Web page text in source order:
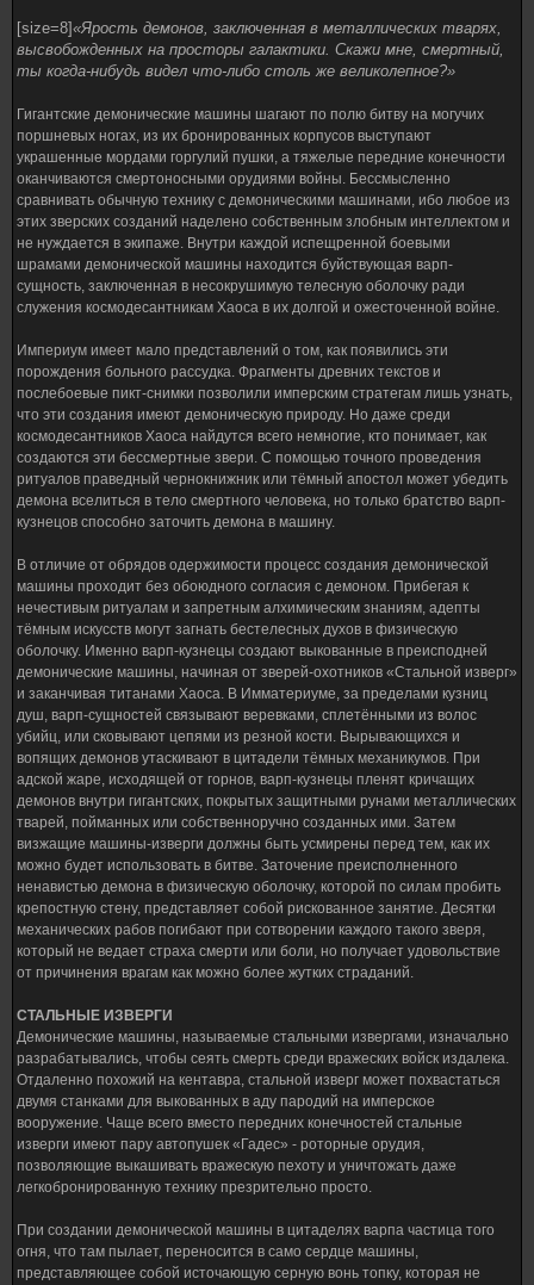
[size=8]«Ярость демонов, заключенная в металлических тварях,
высвобожденных на просторы галактики. Скажи мне, смертный,
ты когда-нибудь видел что-либо столь же великолепное?»
Гигантские демонические машины шагают по полю битву на могучих
поршневых ногах, из их бронированных корпусов выступают
украшенные мордами горгулий пушки, а тяжелые передние конечности
оканчиваются смертоносными орудиями войны. Бессмысленно
сравнивать обычную технику с демоническими машинами, ибо любое из
этих зверских созданий наделено собственным злобным интеллектом и
не нуждается в экипаже. Внутри каждой испещренной боевыми
шрамами демонической машины находится буйствующая варп-
сущность, заключенная в несокрушимую телесную оболочку ради
служения космодесантникам Хаоса в их долгой и ожесточенной войне.
Империум имеет мало представлений о том, как появились эти
порождения больного рассудка. Фрагменты древних текстов и
послебоевые пикт-снимки позволили имперским стратегам лишь узнать,
что эти создания имеют демоническую природу. Но даже среди
космодесантников Хаоса найдутся всего немногие, кто понимает, как
создаются эти бессмертные звери. С помощью точного проведения
ритуалов праведный чернокнижник или тёмный апостол может убедить
демона вселиться в тело смертного человека, но только братство варп-
кузнецов способно заточить демона в машину.
В отличие от обрядов одержимости процесс создания демонической
машины проходит без обоюдного согласия с демоном. Прибегая к
нечестивым ритуалам и запретным алхимическим знаниям, адепты
тёмным искусств могут загнать бестелесных духов в физическую
оболочку. Именно варп-кузнецы создают выкованные в преисподней
демонические машины, начиная от зверей-охотников «Стальной изверг»
и заканчивая титанами Хаоса. В Имматериуме, за пределами кузниц
душ, варп-сущностей связывают веревками, сплетёнными из волос
убийц, или сковывают цепями из резной кости. Вырывающихся и
вопящих демонов утаскивают в цитадели тёмных механикумов. При
адской жаре, исходящей от горнов, варп-кузнецы пленят кричащих
демонов внутри гигантских, покрытых защитными рунами металлических
тварей, пойманных или собственноручно созданных ими. Затем
визжащие машины-изверги должны быть усмирены перед тем, как их
можно будет использовать в битве. Заточение преисполненного
ненавистью демона в физическую оболочку, которой по силам пробить
крепостную стену, представляет собой рискованное занятие. Десятки
механических рабов погибают при сотворении каждого такого зверя,
который не ведает страха смерти или боли, но получает удовольствие
от причинения врагам как можно более жутких страданий.
СТАЛЬНЫЕ ИЗВЕРГИ
Демонические машины, называемые стальными извергами, изначально
разрабатывались, чтобы сеять смерть среди вражеских войск издалека.
Отдаленно похожий на кентавра, стальной изверг может похвастаться
двумя станками для выкованных в аду пародий на имперское
вооружение. Чаще всего вместо передних конечностей стальные
изверги имеют пару автопушек «Гадес» - роторные орудия,
позволяющие выкашивать вражескую пехоту и уничтожать даже
легкобронированную технику презрительно просто.
При создании демонической машины в цитаделях варпа частица того
огня, что там пылает, переносится в само сердце машины,
представляющее собой источающую серную вонь топку, которая не